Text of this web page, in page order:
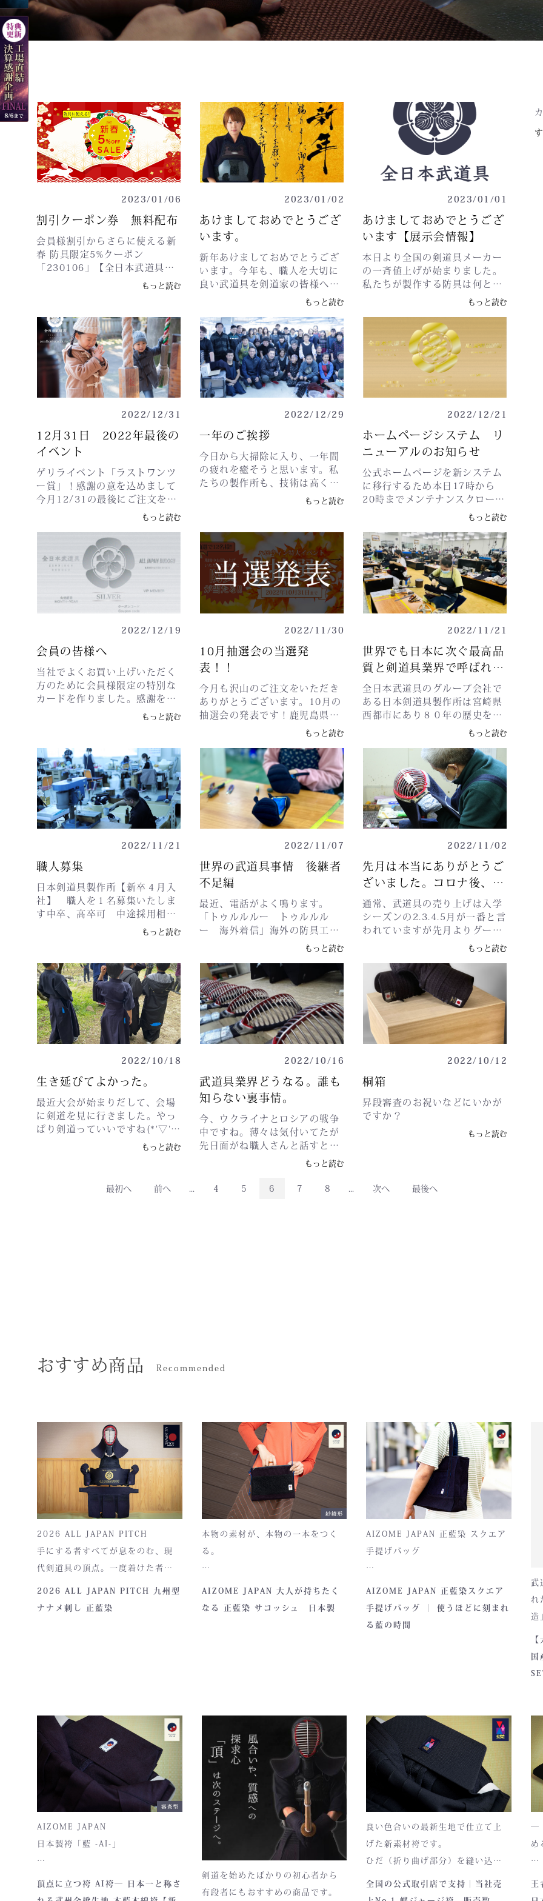
2023/01/06
割引クーポン券 無料配布
会員様割引からさらに使える新
春 防具限定5%クーポン
「230106」【全日本武道具】
公式オンラインストアです。新
年明けましておめでとうござい
けるサービスをスタッフ一同心
がけていきます。昨年同様、ご
愛顧を賜わりますよう、どうぞ
よろしくお願いいたします。新
春のクーポン情報です！防具限
定の5%クーポンになります。会
員様割引からさらに使える防具
限定のクーポンです。※防具以
外にはご使用いただけませんの
でご注意ください。▼新春 防具
限定クーポンコードはこちら
↓【 230106 】公式オンライン
ストアへのお越しを、心よりお
待ちしております。お問い合わ
せは下記までお願いいたしま
す。◆カスタマーサポート◆〒
881-0113 宮崎県西都市下三財
3436株式会社 全日本武道具セ
ンター電話 0983-44-
5513（10：00〜17：00 土日
祝日除く）お問合せページ
https://zennihonbudougu.com/contact
もっと読む
2023/01/02
あけましておめでとうござ
います。
新年あけましておめでとうござ
います。今年も、職人を大切に
良い武道具を剣道家の皆様へお
届けしていきたいと思います。
zennihonbudougu.com2023
年が、皆さまにとりまして、飛
躍の年となるよう心よりお祈り
申し上げます。本年もどうぞよ
ろしくお願いいたします。AJB
group初売り１/２日恒例、宮崎
西都工場続きまして↓令和5年1
会議室)〒981-0933 宮城県仙
台市青葉区柏木１丁目２−４５
令和5年1月8日(日)勤労福祉セ
ンター(3階集会室)〒520-0806
滋賀県大津市打出浜１−６令和
5年1月8日(日)岩手アリーナ(会
議室701)〒020-0866 岩手県盛
重(1階中研修室)〒514-0056
三重県津市北河路町１９−１令
和5年1月9日(月・祝)秋田テル
サ(第1、2会議室)〒010-1413
秋田県秋田市御所野地蔵田３丁
目１−１--------------------------
------------------------#全日本武
道具#日本剣道具製作所 #剣道#
剣道防具 #宮崎県 #宮崎県西都
市#miyazaki0リーチした人数4
エンゲージメント数–配信スコ
ア投稿を宣伝44
もっと読む
2023/01/01
あけましておめでとうござ
います【展示会情報】
本日より全国の剣道具メーカー
の一斉値上げが始まりました。
私たちが製作する防具は何とか
持ちこたえてますが、材料の値
上げも相次いでいるため上げざ
る負えない状態になるかもしれ
ません。新入学などで防具購入
を考えておられます方、ぜひお
早目の検討をよろしくお願いい
http://zennihonbudougu.com
す。さてさて展示会情報です。
再度のお知らせになりますが、
毎年恒例となります初春恒例展
示会のご案内をいたします開催
時間は全会場で午前10時～午後
4時の予定です。-----------------
---------------------------------令
台(第２会議室)〒981-0933 宮
城県仙台市青葉区柏木１丁目２
−４５令和5年1月8日(日)勤労
福祉センター(3階集会室)〒
520-0806 滋賀県大津市打出浜
１−６令和5年1月8日(日)岩手
アリーナ(会議室701)〒020-
0866 岩手県盛岡市本宮５丁目
４−１令和5年1月9日(月・祝)
メッセウィング三重(1階中研修
室)〒514-0056 三重県津市北
河路町１９−１令和5年1月9日
(月・祝)秋田テルサ(第1、2会議
室)〒010-1413 秋田県秋田市
御所野地蔵田３丁目１−１------
------------------------------------
--------また、ここ宮崎県西都市
にある本社工場では1月2日より
初売りを開催いたします。#日
本剣道具製作所 #剣道#剣道防
具 #宮崎県 #宮崎県西都市
#miyazaki
もっと読む
2022/12/31
12月31日 2022年最後の
イベント
ゲリライベント「ラストワンツ
ー賞」！感謝の意を込めまして
今月12/31の最後にご注文をい
ただきました2名様に特別な商
品をプレゼントします！公式ホ
ームページでのご注文となり、
注文順にサイト管理に反映され
ますので12/31最後にご注文表
示された方になります。
zennihonbudougu.com結果は
年明けの初出勤日、Twitterに
ンツー賞商品名：New ALL
JAPAN PITCH クロス 籠手Lサ
イズ×2組様ご注文の商品と同
時発送させていただきます。サ
イズはLサイズ限定となります
のでよろしくお願いします
もっと読む
2022/12/29
一年のご挨拶
今日から大掃除に入り、一年間
の疲れを癒そうと思います。私
たちの製作所も、技術は高くも
高齢化しどこまで続くかわから
ない現状が続いております。し
ると意気込んでおり、私たちの
家が製作所だからと語っておら
れました。さぁ来年も、この
方々たちが作った防具を誇りに
営業したいと思います。応援よ
ろしくお願いします。今年も一
年、皆様のおかげで、剣道家の
おかげで生き延びることができ
ました。本当に感謝しておりま
す。ありがとうございました。
来年もよろしくお願いします。
新年の展示会情報です↓開催時
間は全会場で午前10時～午後4
時の予定です。-------------------
-------------------------------令和
5年1月7日(土)フォレスト仙台
(第２会議室)〒981-0933 宮城
県仙台市青葉区柏木１丁目２
−４５令和5年1月8日(日)勤労
福祉センター(3階集会室)〒
520-0806 滋賀県大津市打出浜
１−６令和5年1月8日(日)岩手
アリーナ(会議室701)〒020-
0866 岩手県盛岡市本宮５丁目
メッセウィング三重(1階中研修
室)〒514-0056 三重県津市北
河路町１９−１令和5年1月9日
(月・祝)秋田テルサ(第1、2会議
室)〒010-1413 秋田県秋田市
御所野地蔵田３丁目１−１------
------------------------------------
--------また、ここ宮崎県西都市
にある本社工場では1月2日より
初売りを開催いたします。
もっと読む
2022/12/21
ホームページシステム リ
ニューアルのお知らせ
公式ホームページを新システム
に移行するため本日17時から
20時までメンテナンスクローズ
いたします。会員様が買いやす
く、お得にするためリニューア
ルしております。ご迷惑をお掛
けいたしますが、どうぞ宜しく
お願いいたします。メンテナン
スが終わり次第開始させていた
だきます。
https://zennihonbudougu.com/
方のために会員様限定の特別な
カードを作りました。感謝を込
めまして買えば買うほどお得に
させていただきます。
もっと読む
2022/12/19
会員の皆様へ
当社でよくお買い上げいただく
方のために会員様限定の特別な
カードを作りました。感謝を込
めまして買えば買うほどお得に
させていただきます。2022年
入しており、会員ログインする
と自動で割引されます。ランク
が下がりました方や過去にカー
ドを持たれてた方はご連絡して
いただけますとランクアップさ
せていただきます。▼新システ
ム導入後（2022年12月21日以
降）条件：会員登録していただ
いる方で2020年1月1日〜現在
までの期間にご購入いただいた
方新規会員様条件：会員登録詳
細：商品金額 10%OFFブルー会
員様条件：過去のお買い上げ金
15%OFFパープル会員様条件：
以上詳細：商品金額 17%OFFブ
ロンズ会員様条件：過去のお買
い上げ金額が5万円以上詳細：
商品金額 20%OFFシルバー会員
様条件：過去のお買い上げ金額
が7万円以上詳細：商品金額
23%OFFゴールド会員様条件：
過去のお買い上げ金額が10万円
イヤモンド会員様条件：過去の
お買い上げ金額が20万円以上詳
細：商品金額 27%OFFブラック
会員様条件：過去のお買い上げ
金額が30万円以上詳細：商品金
額 30%OFFVIP Lounge条件：
SecretKING Lounge条件：こ
もっと読む
2022/11/30
10月抽選会の当選発
表！！
今月も沢山のご注文をいただき
ありがとうございます。10月の
抽選会の発表です！鹿児島県の
清水様 STANDARDセット東京
都の吉田様 STANDARD面熊本
県の福田様 STANDARD籠手高
知県の白石様 STANDARD籠手
富山県の岩城様 STANDARD籠
手静岡県の望月様 STANDARD
垂大阪府の西野様 クロスセット
青森県の高間様 クロス面福島県
吉様 クロス籠手千葉県の末吉様
クロス籠手愛知県の中村様 クロ
ス垂当選者には近日中に個別で
ご連絡差し上げます。サイズの
お打ち合わせ後に商品を発送さ
せていただきます。ポイント抽
選の当選者については割愛させ
もっと読む
2022/11/21
世界でも日本に次ぐ最高品
質と剣道具業界で呼ばれる
工場
全日本武道具のグループ会社で
ある日本剣道具製作所は宮崎県
西都市にあり８０年の歴史を持
ち伝統工芸品にも指定されてい
ます。日本最古で日本最後の砦
ともいわれています。やく６０
名の職人集団で結成されていま
す。 全日本武道具 日本剣道具
製作所
ALLJAPANBUDOGULAOともに
「川辺尚彦」が代表を務めてい
最高級品の部類を製作され、日
本のトップアスリートへ供給さ
れています。さらには日本製の
７０％を製作してると言われて
おります。 最高級品は全日本武
道具は日本剣道具製作所で作ら
れています。しかし世の中高級
人口低下してしまいます。では
全日本武道具の工場とは６年ほ
ど前まで、諸外国の中国・フィ
リピン・ベトナム・韓国にて
OEM製作で技術を提供して作ら
れていました。おどろくべきこ
とに日本全てのメーカーがOEM
なんです。OEMとは、こういう
防具作ってくださいと委託する
工場です。しかしOEMの弱点
は、管理自体ができないことや
技術流失、また技術の向上がな
かなかできない状態です。さら
には防具のマークタグだけかえ
て日本に出荷されます。あれっ
をまわり工場設立場所を検討し
技術が多少しかありません。日
本国は韓国に武道具製作を頼ら
ざるおえませんでした。それは
現在もおなじで製作していただ
き買わせてもらっております。
日本の剣道の道具は韓国に依存
しています。日本製は市場５％
未満と言われ８０％の剣道防具
が韓国人オーナーの製造です。
そして中国、台湾。皆様はご存
じでしょうか？日本国内で防具
製作が見れないのは、そのため
年の歴史を守り続けた会社をグ
ループとして持っていますの
で、海外に工場を作ることがで
作ろうとしても韓国中国の力に
頼らざるおえないことでしょ
う。 しかし創業当初ラオスは針
も糸も持ったことがなく小学校
さえも出てない子たちに教える
こととなりますが、はじめは一
筋縄ではいきませんでした。日
本の職人も大変苦労し教え続け
ました。また政府の協力もあ
り、ラオス人を１年間のべ１１
人日本工場で研修させていま
す。 今現在業界では私たちの日
いのがラオスと言われるように
もっと読む
2022/11/21
職人募集
日本剣道具製作所【新卒４月入
社】 職人を１名募集いたしま
す中卒、高卒可 中途採用相談
可 職人に学歴は問いません面
接で職人としてやっていけるか
現在、日本国内では剣道具職人
が失われ海外からの供給に頼っ
ております。私たちの会社は宮
崎にあり、伝統工芸品に指定さ
れ約８０年の歴史があります。
日本最古で最後の砦といわれ６
０名前後で編成されている職人
集団です。３０年や４０年勤務
する名職人が多数在籍していま
すが、高齢化により継承者を必
要としています。もしご興味が
あられましたら、日本剣道具製
作所の俣野工場長までご連絡く
す。0983-44-5511日本剣道具
に日本製の防具を広めたい方、
もっと読む
2022/11/07
世界の武道具事情 後継者
不足編
最近、電話がよく鳴ります。
「トゥルルルー トゥルルル
ー 海外着信」海外の防具工場
の○○です。材料が上がり、人
件費も上がり今後どうします
か？各防具工場と連携して助け
合いましょう。材料、人件費、
売値、情報交換しましょうと。
世界に50名を超える防具工場は
中国5社ベトナム2社ラオス１社
フィリピン１社そして日本１社
八九ありません。これで世界の
９割の防具を支えています。そ
して大半の防具工場のオーナー
が韓国人ですね。中国最大手の
防具工場オーナーから、全日本
さん日本剣道具さん頑張ってく
ださいよ。私たち韓国人は後継
もしない業界でしょ。10年まて
ば貴方たちの工場しかないよ。
る武道具業界…早く対応をしな
防具工場の皆んな。コロナにな
り各オーナーが手を取り合う光
景が出てきました。さぁどうす
る？この業界。今日は少しつぶ
やいてみました。さぁ今週も元
気出して工場フル稼働です！皆
さま応援宜しくお願い致しま
す！
もっと読む
2022/11/02
先月は本当にありがとうご
ざいました。コロナ後、最
高売り上げ＼(◎o◎)／！
通常、武道具の売り上げは入学
シーズンの2.3.4.5月が一番と言
われていますが先月よりグーン
↗とアップしました。アップし
たといってもコロナの前よりは
グッと下がってるんです
が。。。でもでも、剣道界に活
気が出てきたってことですね
(*'▽')うちは決して安い店では
ありません。「安くするより品
質だー品質だー品質で恩返しだ
飛び交ってます。さてさて、今
月から当社はクリスマスの準備
モード。12/24までに納品する
には11月中に注文受けしないと
間に合いません。皆様ご理解の
ほどよろしくお願いします。さ
ー！！面
もっと読む
2022/10/18
生き延びてよかった。
最近大会が始まりだして、会場
に剣道を見に行きました。やっ
ぱり剣道っていいですね(*'▽')
いい！！本当にいい！！戦いの
最後の涙にはいろんな意味があ
にも沢山の意味がありますね。
そして成長する。剣道って最高
めに頑張りますよ！！応援よろ
しくお願いします。
もっと読む
2022/10/16
武道具業界どうなる。誰も
知らない裏事情。
今、ウクライナとロシアの戦争
中ですね。薄々は気付いてたが
先日面がね職人さんと話すと、
やはりいつまで材料が持つかわ
からないと。現在、面金製造元
は日本に３件あります。三件で
パレードになる…実際なりつつ
ア、ウクライナです。材料が入
ってこない状況が続いているそ
うです。日本の面金会社に問い
合わせるとストックが数ヶ月は
ある状況だと話されてました。
面金は、コロナや戦争の前より
仕入れ価格が３割あがっていま
す。まだまだ上がり続けるとも
言われています。今後価格が上
がるだけなら面金職人と手を取
り合いやっていけます。が…材
料が入らないなら、面金も作れ
ない。しみじみと数十分電話し
ました。さて、この状況を日本
にいる剣道家が何人知っている
す。それだけならまだいいです
が、材料が入らないなら作れま
せん。もちろん全部の製造元が
同じ状況です…
もっと読む
2022/10/12
桐箱
昇段審査のお祝いなどにいかが
ですか？
もっと読む
最初へ 前へ ... 4 5 6 7 8 ... 次へ 最後へ
おすすめ商品 Recommended
2026 ALL JAPAN PITCH
手にする者すべてが息をのむ、現
代剣道具の頂点。一度着けた者に
しかわからない、“本物”の存在感。
ALL JAPAN PITCHは、全国の剣
さわしい逸品です。余計な装飾を一
切排し、機能美だけを追求した
姿。そこに宿るのは、全日本武道
具が誇る“実用美”と魂の職人技で
2026 ALL JAPAN PITCH 九州型
ナナメ刺し 正藍染
本物の素材が、本物の一本をつく
る。
本製品は、日本が誇る伝統素材
「正藍染生地」を使用し、熊本の
は、使い込むほどに風合いが増
し、唯一無二の存在へと変化。
さらに、熊本の熟練職人による縫
製により、美しさと耐久性を高次
元で両立しています。
AIZOME JAPAN 大人が持ちたく
なる 正藍染 サコッシュ 日本製
AIZOME JAPAN 正藍染 スクエア
手提げバッグ
とってもお洒落な和柄の手提げバ
ッグです。
内側には2つのポケットがついてお
ハンドルの高さ：22cm
■仕様
ファスナー部分にはYKK製を使用
しております。
入荷時期やロットにより、ファス
ナーのデザイン・仕様が一部異な
る場合がございます。
使い始めは色移りすることもござ
AIZOME JAPAN 正藍染スクエア
手提げバッグ ｜ 使うほどに刻まれ
る藍の時間
武
れ
造
国
い
AIZOME JAPAN
日本製袴「藍 -AI-」
― 武州正藍染 × 熊本工場製作 ―
頂点に立つ袴 AI袴― 日本一と称さ
剣道を始めたばかりの初心者から
有段者にもおすすめの商品です。
良い色合いの最新生地で仕立て上
げた新素材袴です。
ひだ（折り曲げ部分）を縫い込ん
でありますので洗濯しても崩れが
少なく簡単に折りたためます。
全国の公式取引店で支持｜当社売
―
め
王